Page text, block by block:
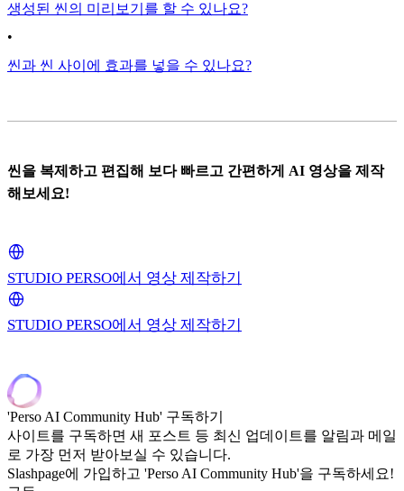
생성된 씬의 미리보기를 할 수 있나요?
•
씬과 씬 사이에 효과를 넣을 수 있나요?
씬을 복제하고 편집해 보다 빠르고 간편하게 AI 영상을 제작
해보세요!
STUDIO PERSO에서 영상 제작하기
STUDIO PERSO에서 영상 제작하기
'Perso AI Community Hub' 구독하기
사이트를 구독하면 새 포스트 등 최신 업데이트를 알림과 메일
로 가장 먼저 받아보실 수 있습니다.
Slashpage에 가입하고 'Perso AI Community Hub'을 구독하세요!